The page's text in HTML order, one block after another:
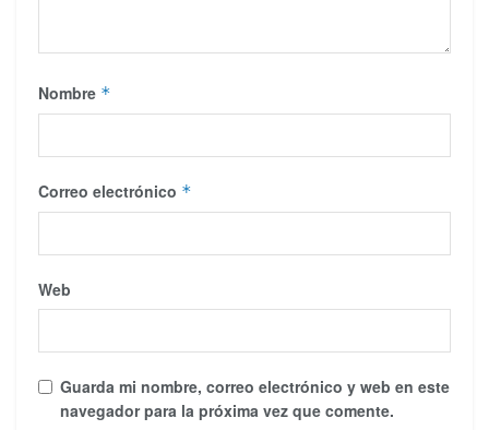
Nombre *
Correo electrónico *
Web
Guarda mi nombre, correo electrónico y web en este
navegador para la próxima vez que comente.